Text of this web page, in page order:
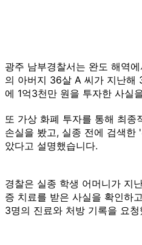
광주 남부경찰서는 완도 해역
의 아버지 36살 A 씨가 지난해
에 1억3천만 원을 투자한 사실
또 가상 화폐 투자를 통해 최종
손실을 봤고, 실종 전에 검색한
았다고 설명했습니다.
경찰은 실종 학생 어머니가 지
증 치료를 받은 사실을 확인하
3명의 진료와 처방 기록을 요청